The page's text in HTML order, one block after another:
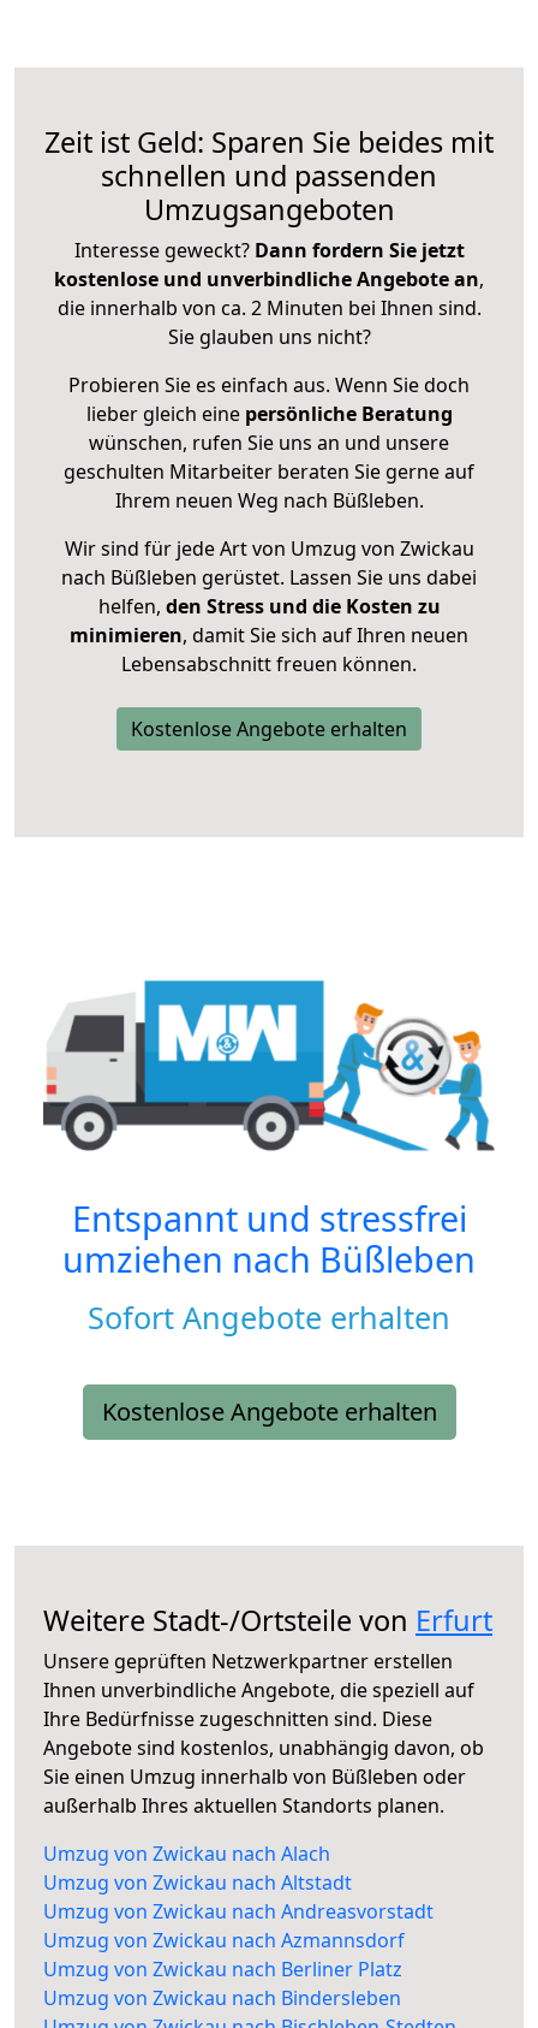
Zeit ist Geld: Sparen Sie beides mit
schnellen und passenden
Umzugsangeboten
Interesse geweckt? Dann fordern Sie jetzt
kostenlose und unverbindliche Angebote an,
die innerhalb von ca. 2 Minuten bei Ihnen sind.
Sie glauben uns nicht?
Probieren Sie es einfach aus. Wenn Sie doch
lieber gleich eine persönliche Beratung
wünschen, rufen Sie uns an und unsere
geschulten Mitarbeiter beraten Sie gerne auf
Ihrem neuen Weg nach Büßleben.
Wir sind für jede Art von Umzug von Zwickau
nach Büßleben gerüstet. Lassen Sie uns dabei
helfen, den Stress und die Kosten zu
minimieren, damit Sie sich auf Ihren neuen
Lebensabschnitt freuen können.
Kostenlose Angebote erhalten
Entspannt und stressfrei
umziehen nach Büßleben
Sofort Angebote erhalten
Kostenlose Angebote erhalten
Weitere Stadt-/Ortsteile von Erfurt
Unsere geprüften Netzwerkpartner erstellen
Ihnen unverbindliche Angebote, die speziell auf
Ihre Bedürfnisse zugeschnitten sind. Diese
Angebote sind kostenlos, unabhängig davon, ob
Sie einen Umzug innerhalb von Büßleben oder
außerhalb Ihres aktuellen Standorts planen.
Umzug von Zwickau nach Alach
Umzug von Zwickau nach Altstadt
Umzug von Zwickau nach Andreasvorstadt
Umzug von Zwickau nach Azmannsdorf
Umzug von Zwickau nach Berliner Platz
Umzug von Zwickau nach Bindersleben